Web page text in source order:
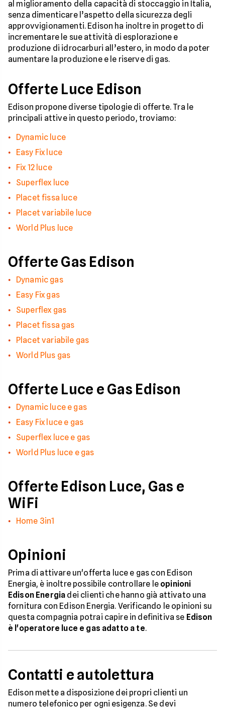
al miglioramento della capacità di stoccaggio in Italia,
senza dimenticare l’aspetto della sicurezza degli
approvvigionamenti. Edison ha inoltre in progetto di
incrementare le sue attività di esplorazione e
produzione di idrocarburi all’estero, in modo da poter
aumentare la produzione e le riserve di gas.
Offerte Luce Edison
Edison propone diverse tipologie di offerte. Tra le
principali attive in questo periodo, troviamo:
Dynamic luce
Easy Fix luce
Fix 12 luce
Superflex luce
Placet fissa luce
Placet variabile luce
World Plus luce
Offerte Gas Edison
Dynamic gas
Easy Fix gas
Superflex gas
Placet fissa gas
Placet variabile gas
World Plus gas
Offerte Luce e Gas Edison
Dynamic luce e gas
Easy Fix luce e gas
Superflex luce e gas
World Plus luce e gas
Offerte Edison Luce, Gas e
WiFi
Home 3in1
Opinioni
Prima di attivare un'offerta luce e gas con Edison
Energia, è inoltre possibile controllare le opinioni
Edison Energia dei clienti che hanno già attivato una
fornitura con Edison Energia. Verificando le opinioni su
questa compagnia potrai capire in definitiva se Edison
è l'operatore luce e gas adatto a te.
Contatti e autolettura
Edison mette a disposizione dei propri clienti un
numero telefonico per ogni esigenza. Se devi